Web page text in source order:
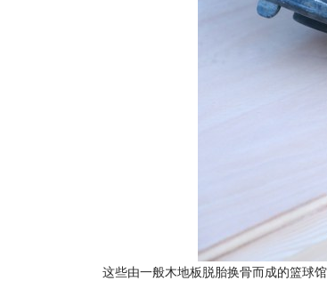
这些由一般木地板脱胎换骨而成的篮球馆